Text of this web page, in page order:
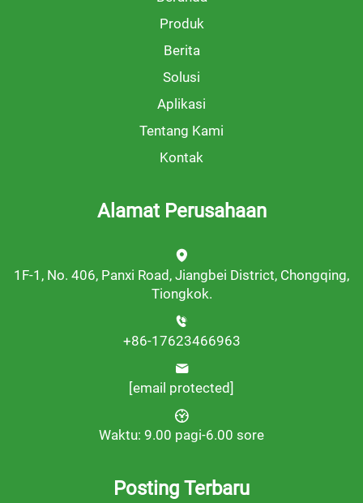
Produk
Berita
Solusi
Aplikasi
Tentang Kami
Kontak
Alamat Perusahaan
1F-1, No. 406, Panxi Road, Jiangbei District, Chongqing,
Tiongkok.
+86-17623466963
[email protected]
Waktu: 9.00 pagi-6.00 sore
Posting Terbaru